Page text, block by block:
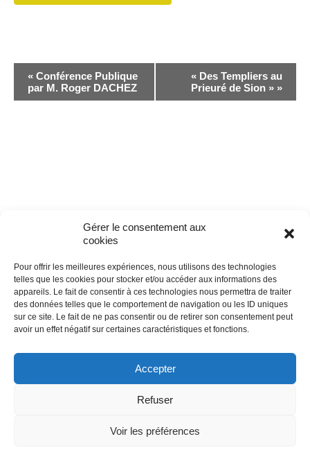
Gérer le consentement aux
cookies
Pour offrir les meilleures expériences, nous utilisons des technologies
telles que les cookies pour stocker et/ou accéder aux informations des
appareils. Le fait de consentir à ces technologies nous permettra de traiter
des données telles que le comportement de navigation ou les ID uniques
sur ce site. Le fait de ne pas consentir ou de retirer son consentement peut
avoir un effet négatif sur certaines caractéristiques et fonctions.
Accepter
Refuser
Voir les préférences
N
a
o
n
É
v
« Conférence Publique
par M. Roger DACHEZ
« Des Templiers au
Prieuré de Sion » »
Fédération Opéra
Tél. 01 41 05 98 68
9, place Henri Barbusse - 92300 Levallois-Perret
Facebook
Instagram
LinkedIn